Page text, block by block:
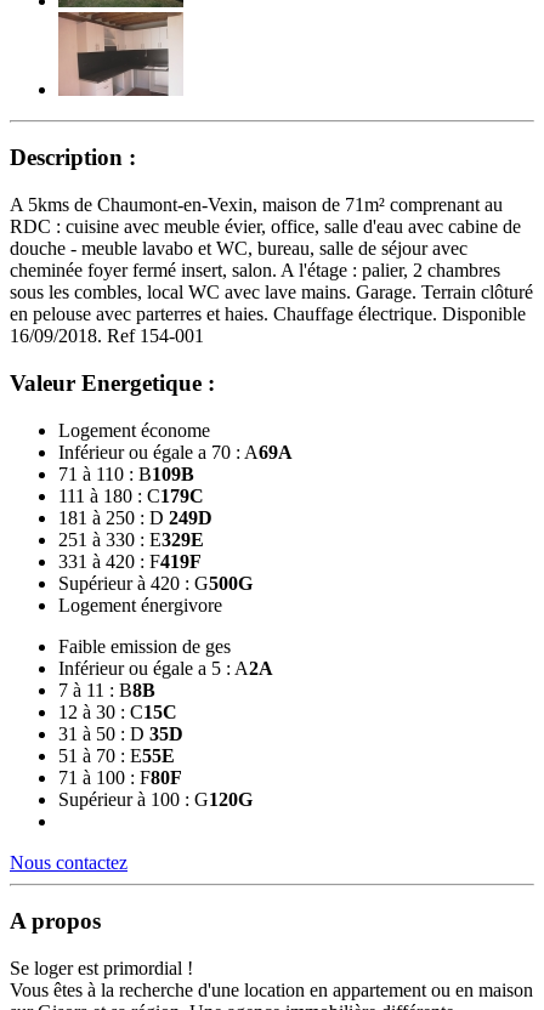
Description :
A 5kms de Chaumont-en-Vexin, maison de 71m² comprenant au
RDC : cuisine avec meuble évier, office, salle d'eau avec cabine de
douche - meuble lavabo et WC, bureau, salle de séjour avec
cheminée foyer fermé insert, salon. A l'étage : palier, 2 chambres
sous les combles, local WC avec lave mains. Garage. Terrain clôturé
en pelouse avec parterres et haies. Chauffage électrique. Disponible
16/09/2018. Ref 154-001
Valeur Energetique :
Logement économe
Inférieur ou égale a 70 : A69A
71 à 110 : B109B
111 à 180 : C179C
181 à 250 : D 249D
251 à 330 : E329E
331 à 420 : F419F
Supérieur à 420 : G500G
Logement énergivore
Faible emission de ges
Inférieur ou égale a 5 : A2A
7 à 11 : B8B
12 à 30 : C15C
31 à 50 : D 35D
51 à 70 : E55E
71 à 100 : F80F
Supérieur à 100 : G120G
Nous contactez
A propos
Se loger est primordial !
Vous êtes à la recherche d'une location en appartement ou en maison